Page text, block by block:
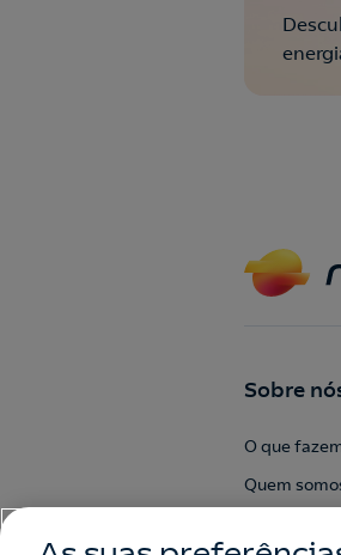
Sobre
O que
Quem